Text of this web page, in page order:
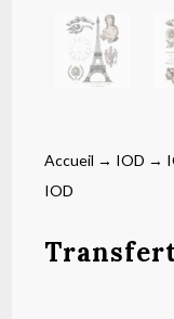
Accueil → IOD →
IOD